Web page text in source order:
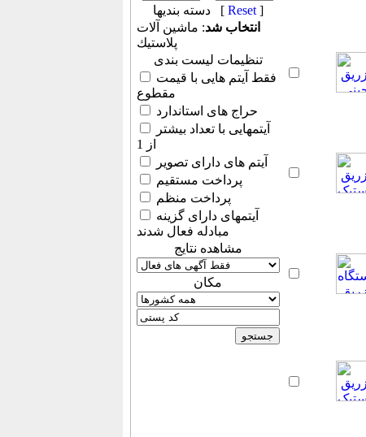
دسته بندیها [ Reset]
انتخاب شد: ماشين آلات
پلاستيك
تنظیمات لیست بندی
مقطوع
حراج های استاندارد
از 1
آیتم های دارای تصویر
پرداخت مستقیم
پرداخت منظم
مبادله فعال شدند
مشاهده نتایج
مكان